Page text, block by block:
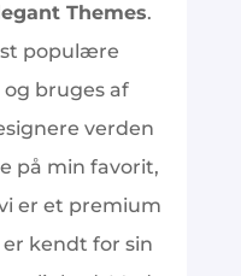
Themes.
populære
bruges af
verden
på min favorit,
er et premium
er kendt for sin